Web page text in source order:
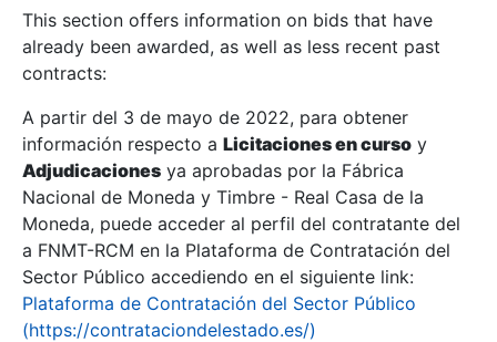
Show/Hide
Show/Hide
This section offers information on bids that have
already been awarded, as well as less recent past
contracts:
A partir del 3 de mayo de 2022, para obtener
información respecto a Licitaciones en curso y
Adjudicaciones ya aprobadas por la Fábrica
Nacional de Moneda y Timbre - Real Casa de la
Moneda, puede acceder al perfil del contratante del
a FNMT-RCM en la Plataforma de Contratación del
Sector Público accediendo en el siguiente link:
Plataforma de Contratación del Sector Público
(https://contrataciondelestado.es/)